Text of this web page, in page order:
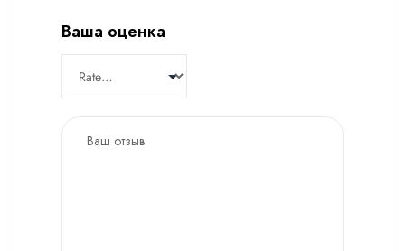
Ваша оценка